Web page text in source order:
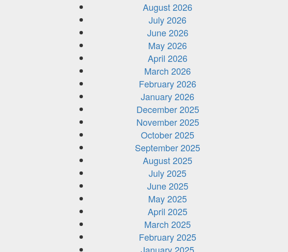
August 2026
July 2026
June 2026
May 2026
April 2026
March 2026
February 2026
January 2026
December 2025
November 2025
October 2025
September 2025
August 2025
July 2025
June 2025
May 2025
April 2025
March 2025
February 2025